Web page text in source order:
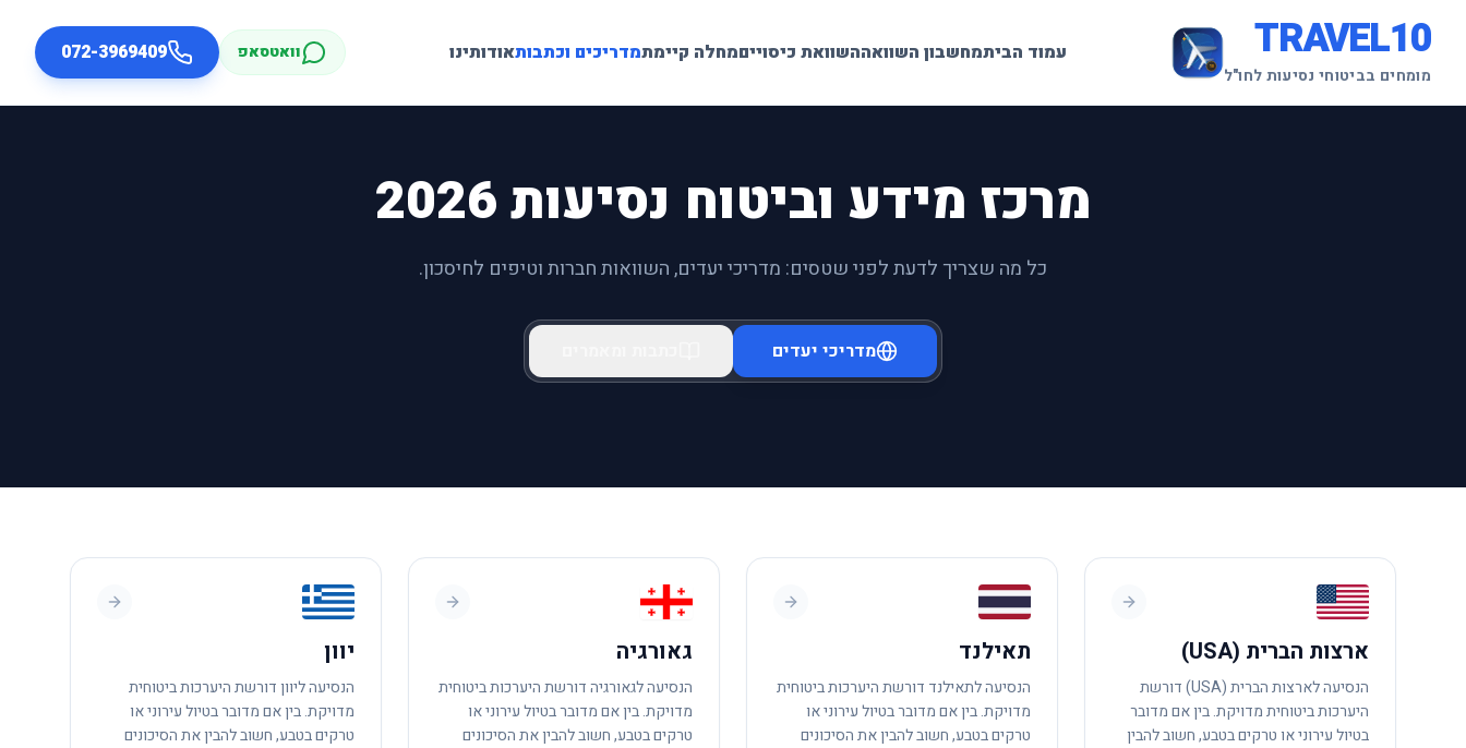
TRAVEL10
מומחים בביטוחי נסיעות לחו"ל
עמוד הביתמחשבון השוואההשוואת כיסוייםמחלה קיימתמדריכים וכתבותאודותינו וואטסאפ 072-3969409
מרכז מידע וביטוח נסיעות 2026
כל מה שצריך לדעת לפני שטסים: מדריכי יעדים, השוואות חברות וטיפים לחיסכון.
מדריכי יעדים
ארצות הברית (USA)
הנסיעה לארצות הברית (USA) דורשת
היערכות ביטוחית מדויקת. בין אם מדובר
בטיול עירוני או טרקים בטבע, חשוב להבין
תאילנד
הנסיעה לתאילנד דורשת היערכות ביטוחית
מדויקת. בין אם מדובר בטיול עירוני או
טרקים בטבע, חשוב להבין את הסיכונים
גאורגיה
הנסיעה לגאורגיה דורשת היערכות ביטוחית
מדויקת. בין אם מדובר בטיול עירוני או
טרקים בטבע, חשוב להבין את הסיכונים
יוון
הנסיעה ליוון דורשת היערכות ביטוחית
מדויקת. בין אם מדובר בטיול עירוני או
טרקים בטבע, חשוב להבין את הסיכונים